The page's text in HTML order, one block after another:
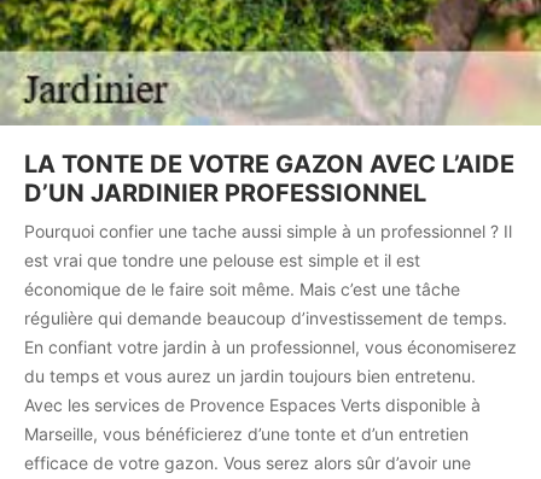
LA TONTE DE VOTRE GAZON AVEC L’AIDE
D’UN JARDINIER PROFESSIONNEL
Pourquoi confier une tache aussi simple à un professionnel ? Il
est vrai que tondre une pelouse est simple et il est
économique de le faire soit même. Mais c’est une tâche
régulière qui demande beaucoup d’investissement de temps.
En confiant votre jardin à un professionnel, vous économiserez
du temps et vous aurez un jardin toujours bien entretenu.
Avec les services de Provence Espaces Verts disponible à
Marseille, vous bénéficierez d’une tonte et d’un entretien
efficace de votre gazon. Vous serez alors sûr d’avoir une